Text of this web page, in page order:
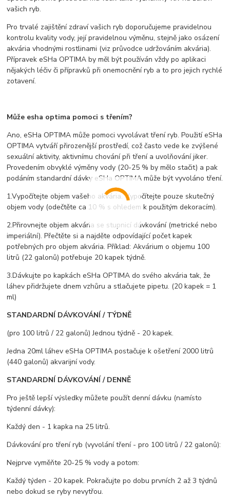
vašich ryb.
Pro trvalé zajištění zdraví vašich ryb doporučujeme pravidelnou
kontrolu kvality vody, její pravidelnou výměnu, stejně jako osázení
akvária vhodnými rostlinami (viz průvodce udržováním akvária).
Přípravek eSHa OPTIMA by měl být používán vždy po aplikaci
nějakých léčiv či přípravků při onemocnění ryb a to pro jejich rychlé
zotavení.
Může esha optima pomoci s třením?
Ano, eSHa OPTIMA může pomoci vyvolávat tření ryb. PoužitíeSHa
OPTIMA vytváří přirozenější prostředí, což často vede ke zvýšené
sexuální aktivity, aktivnímu chování při tření a uvolňování jiker.
Provedením obvyklé výměny vody (20-25 % by mělo stačit) a pak
podáním standardní dávky eSHa OPTIMA může být vyvoláno tření.
1.Vypočítejte objem vašeho akvária. Vypočítejte pouze skutečný
objem vody (odečtěte ca 10 % s ohledem k použitým dekoracím).
2.Přirovnejte objem akvária se stupnicí dávkování (metrické nebo
imperiální). Přečtěte si a najděte odpovídající počet kapek
potřebných pro objem akvária. Příklad: Akvárium o objemu 100
litrů (22 galonů) potřebuje 20 kapek týdně.
3.Dávkujte po kapkách eSHa OPTIMA do svého akvária tak, že
láhev přidržujete dnem vzhůru a stlačujete pipetu. (20 kapek = 1
ml)
STANDARDNÍ DÁVKOVÁNÍ / TÝDNĚ
(pro 100 litrů / 22 galonů) Jednou týdně - 20 kapek.
Jedna 20ml láhev eSHa OPTIMA postačuje k ošetření 2000 litrů
(440 galonů) akvarijní vody.
STANDARDNÍ DÁVKOVÁNÍ / DENNĚ
Pro ještě lepší výsledky můžete použít denní dávku (namísto
týdenní dávky):
Každý den - 1 kapka na 25 litrů.
Dávkování pro tření ryb (vyvolání tření - pro 100 litrů / 22 galonů):
Nejprve vyměňte 20-25 % vody a potom:
Každý týden - 20 kapek. Pokračujte po dobu prvních 2 až 3 týdnů
nebo dokud se ryby nevytřou.